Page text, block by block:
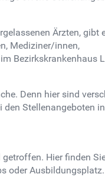
Ärzten, gibt
Mediziner/innen,
Bezirkskrankenhaus
Denn hier sind
den Stellenangeboten
Hier finden
oder